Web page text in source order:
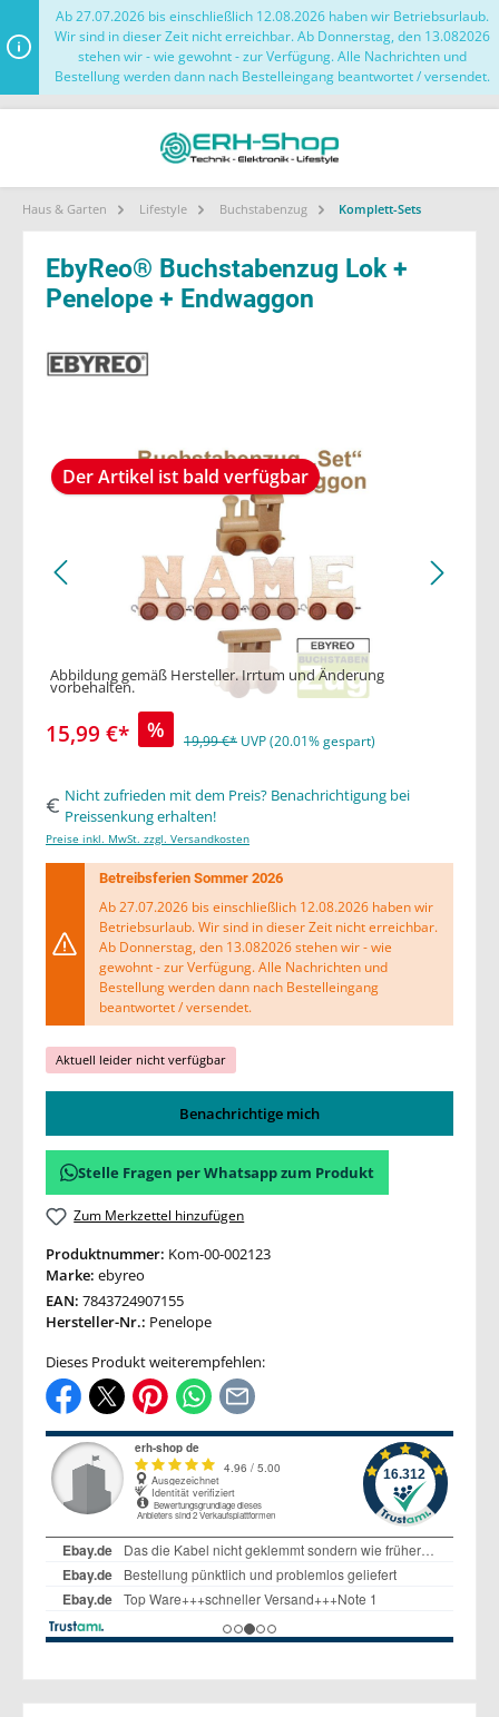
Ab 27.07.2026 bis einschließlich 12.08.2026 haben wir Betriebsurlaub.
Wir sind in dieser Zeit nicht erreichbar. Ab Donnerstag, den 13.082026
stehen wir - wie gewohnt - zur Verfügung. Alle Nachrichten und
Bestellung werden dann nach Bestelleingang beantwortet / versendet.
Haus & Garten Lifestyle Buchstabenzug Komplett-Sets
EbyReo® Buchstabenzug Lok +
Penelope + Endwaggon
Der Artikel ist bald verfügbar
Abbildung gemäß Hersteller. Irrtum und Änderung
vorbehalten.
15,99 €* % 19,99 €* UVP (20.01% gespart)
Nicht zufrieden mit dem Preis? Benachrichtigung bei
Preissenkung erhalten!
Preise inkl. MwSt. zzgl. Versandkosten
Betreibsferien Sommer 2026
Ab 27.07.2026 bis einschließlich 12.08.2026 haben wir
Betriebsurlaub. Wir sind in dieser Zeit nicht erreichbar.
Ab Donnerstag, den 13.082026 stehen wir - wie
gewohnt - zur Verfügung. Alle Nachrichten und
Bestellung werden dann nach Bestelleingang
beantwortet / versendet.
Aktuell leider nicht verfügbar
Benachrichtige mich
Stelle Fragen per Whatsapp zum Produkt
Zum Merkzettel hinzufügen
Produktnummer: Kom-00-002123
Marke: ebyreo
EAN: 7843724907155
Hersteller-Nr.: Penelope
Dieses Produkt weiterempfehlen: